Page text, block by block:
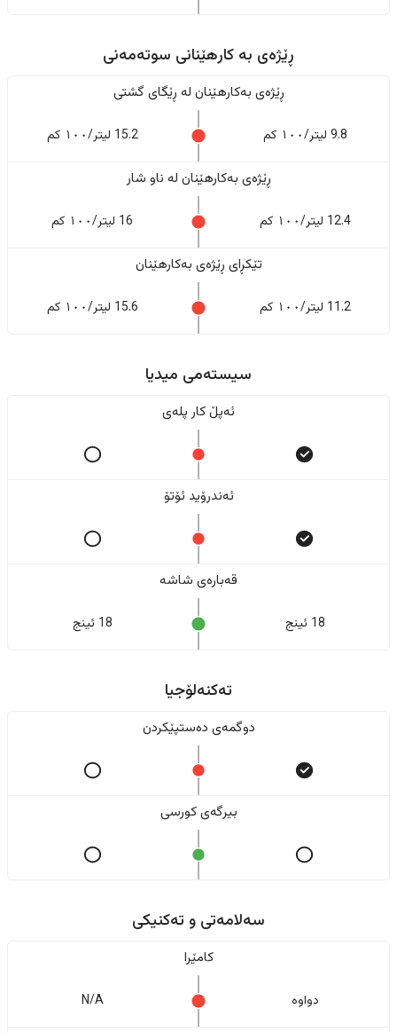
ڕێژەى به کارهێنانی سوتەمەنی
ڕێژەى بەکارهێنان له ڕێگای گشتی
9.8 لیتر/١٠٠ کم 15.2 لیتر/١٠٠ کم
ڕێژەى بەکارهێنان له ناو شار
12.4 لیتر/١٠٠ کم 16 لیتر/١٠٠ کم
تێکڕای ڕێژەى بەکارهێنان
11.2 لیتر/١٠٠ کم 15.6 لیتر/١٠٠ کم
سیستەمی میدیا
ئەپڵ کار پلەی
ئەندرۆید ئۆتۆ
قەبارەی شاشە
18 ئینج 18 ئینج
تەکنەلۆجیا
دوگمەی دەستپێکردن
بیرگەی کورسی
سەلامەتی و تەکنیکی
کامێرا
دواوە N/A